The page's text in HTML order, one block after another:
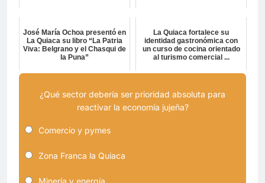
José María Ochoa presentó en
La Quiaca su libro “La Patria
Viva: Belgrano y el Chasqui de
la Puna”
La Quiaca fortalece su
identidad gastronómica con
un curso de cocina orientado
al turismo comercial ...
¿Qué sector debería ser prioridad absoluta para
reactivar la economía jujeña?
Comercio y pymes
Zona Franca la Quiaca
Minería y energía.